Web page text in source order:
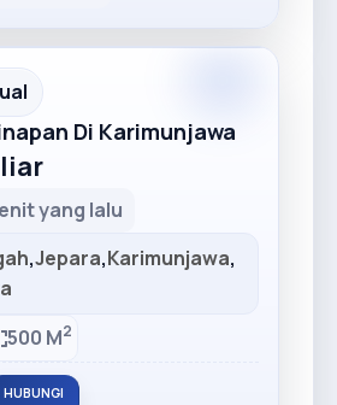
Di Karimunjawa
yang lalu
,Jepara,Karimunjawa,
500 M2
HUBUNGI